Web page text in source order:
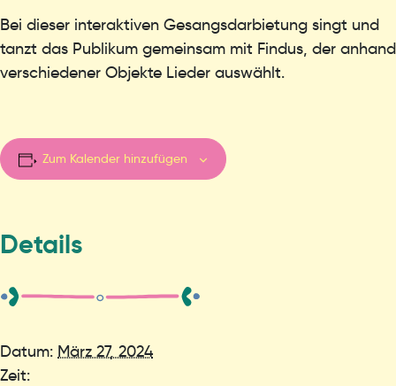
Bei dieser interaktiven Gesangsdarbietung singt und
tanzt das Publikum gemeinsam mit Findus, der anhand
verschiedener Objekte Lieder auswählt.
Zum Kalender hinzufügen
Details
Datum: März 27, 2024
Zeit: